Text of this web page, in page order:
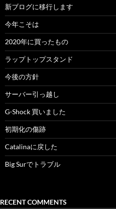
新ブログに移行します
今年こそは
2020年に買ったもの
ラップトップスタンド
今後の方針
サーバー引っ越し
G-Shock 買いました
初期化の傷跡
Catalinaに戻した
Big Surでトラブル
RECENT COMMENTS